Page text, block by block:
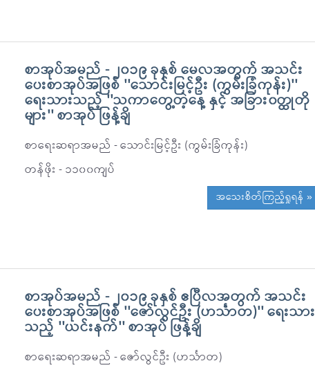
စာအုပ်အမည် - ၂၀၁၉ ခုနှစ် မေလအတွက် အသင်း
ပေးစာအုပ်အဖြစ် ''သောင်းမြင့်ဦး (ကွမ်းခြံကုန်း)''
ရေးသားသည့် ''သကာတွေ့တဲ့နေ့ နှင့် အခြား၀တ္ထုတို
များ'' စာအုပ် ဖြန့်ချိ
စာရေးဆရာအမည် - သောင်းမြင့်ဦး (ကွမ်းခြံကုန်း)
တန်ဖိုး - ၁၁၀၀ကျပ်
အသေးစိတ်ကြည့်ရှုရန် »
စာအုပ်အမည် - ၂၀၁၉ ခုနှစ် ဧပြီလအတွက် အသင်း
ပေးစာအုပ်အဖြစ် ''ဇော်လွင်ဦး (ဟင်္သာတ)'' ရေးသား
သည့် ''ယင်းနက်'' စာအုပ် ဖြန့်ချိ
စာရေးဆရာအမည် - ဇော်လွင်ဦး (ဟင်္သာတ)